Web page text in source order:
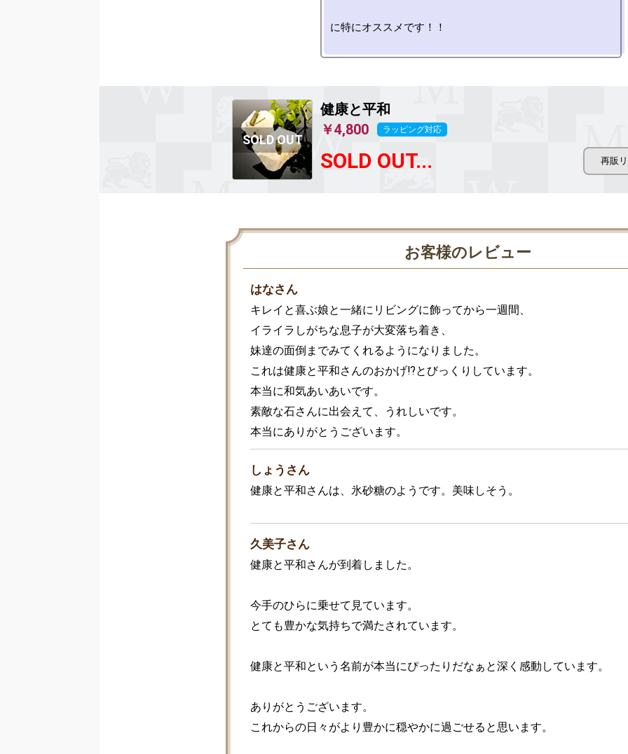
に特にオススメです！！
健康と平和
￥4,800
ラッピング対応
SOLD OUT...
お客様のレビュー
はなさん
キレイと喜ぶ娘と一緒にリビングに飾ってから一週間、
イライラしがちな息子が大変落ち着き、
妹達の面倒までみてくれるようになりました。
これは健康と平和さんのおかげ⁉とびっくりしています。
本当に和気あいあいです。
素敵な石さんに出会えて、うれしいです。
本当にありがとうございます。
しょうさん
健康と平和さんは、氷砂糖のようです。美味しそう。
久美子さん
健康と平和さんが到着しました。
今手のひらに乗せて見ています。
とても豊かな気持ちで満たされています。
健康と平和という名前が本当にぴったりだなぁと深く感動しています。
ありがとうございます。
これからの日々がより豊かに穏やかに過ごせると思います。